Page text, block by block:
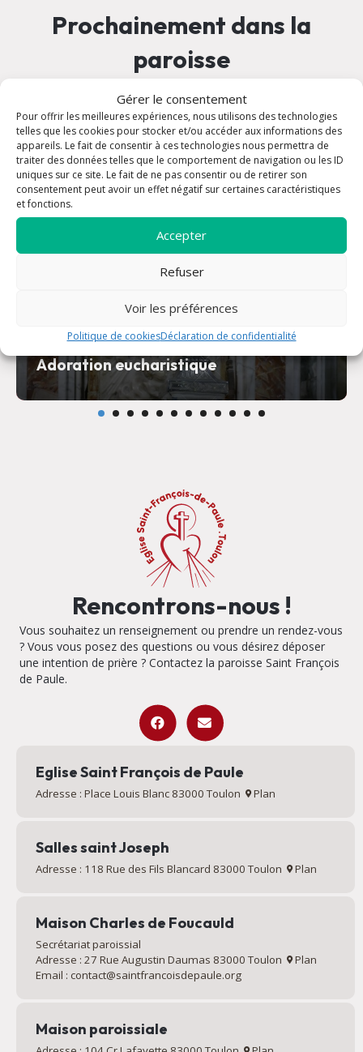
Gérer le consentement
Pour offrir les meilleures expériences, nous utilisons des technologies
telles que les cookies pour stocker et/ou accéder aux informations des
appareils. Le fait de consentir à ces technologies nous permettra de
traiter des données telles que le comportement de navigation ou les ID
uniques sur ce site. Le fait de ne pas consentir ou de retirer son
consentement peut avoir un effet négatif sur certaines caractéristiques
et fonctions.
Accepter
Refuser
Voir les préférences
Politique de cookiesDéclaration de confidentialité
Prochainement dans la
paroisse
Adoration eucharistique
09 août à 08:00
Rencontrons-nous !
Vous souhaitez un renseignement ou prendre un rendez-vous
? Vous vous posez des questions ou vous désirez déposer
une intention de prière ? Contactez la paroisse Saint François
de Paule.
Eglise Saint François de Paule
Adresse : Place Louis Blanc 83000 Toulon Plan
Salles saint Joseph
Adresse : 118 Rue des Fils Blancard 83000 Toulon Plan
Maison Charles de Foucauld
Secrétariat paroissial
Adresse : 27 Rue Augustin Daumas 83000 Toulon
Plan
Email : contact@saintfrancoisdepaule.org
Maison paroissiale